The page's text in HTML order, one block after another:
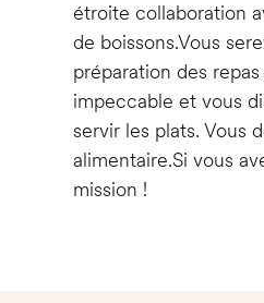
étroite collaboration
de boissons.Vous
préparation des
impeccable et vous
servir les plats. Vous
alimentaire.Si vous
mission !